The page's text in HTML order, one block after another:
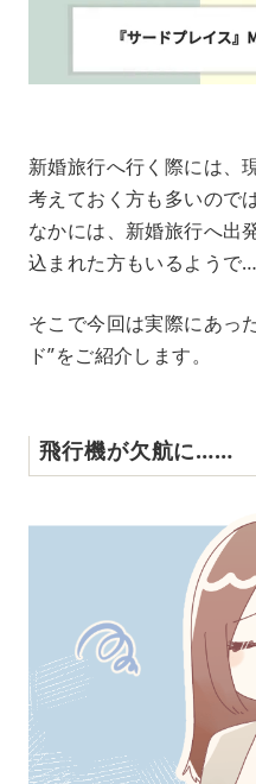
新婚旅行へ行く際には、
考えておく方も多いのでは
なかには、新婚旅行へ出
込まれた方もいるようで
そこで今回は実際にあっ
ド”をご紹介します。
飛行機が欠航に……